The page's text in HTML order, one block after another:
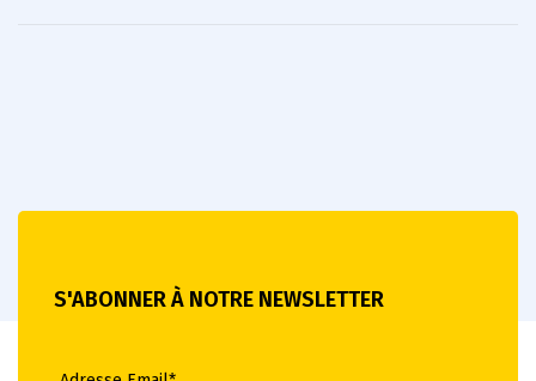
S'ABONNER À NOTRE NEWSLETTER